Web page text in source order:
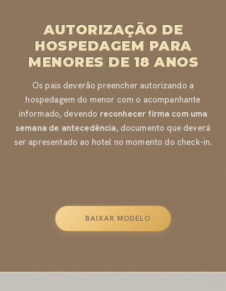
AUTORIZAÇÃO DE
HOSPEDAGEM PARA
MENORES DE 18 ANOS
Os pais deverão preencher autorizando a
hospedagem do menor com o acompanhante
informado, devendo reconhecer firma com uma
semana de antecedência, documento que deverá
ser apresentado ao hotel no momento do check-in.
BAIXAR MODELO